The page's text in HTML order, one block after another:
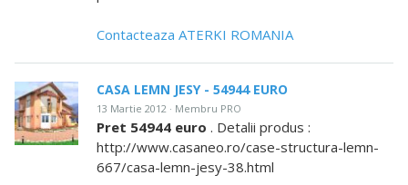
Contacteaza ATERKI ROMANIA
CASA LEMN JESY - 54944 EURO
13 Martie 2012 · Membru PRO
Pret 54944 euro . Detalii produs :
http://www.casaneo.ro/case-structura-lemn-
667/casa-lemn-jesy-38.html